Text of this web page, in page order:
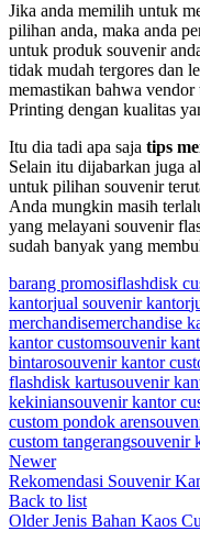
Jika anda memilih untuk
pilihan anda, maka anda
untuk produk souvenir
tidak mudah tergores dan
memastikan bahwa
Printing dengan kualitas
Itu dia tadi apa saja tips
Selain itu dijabarkan juga
untuk pilihan souvenir
Anda mungkin masih
yang melayani souvenir
sudah banyak yang
barang promosiflashdisk
kantorjual souvenir kantor
merchandisemerchandise
kantor customsouvenir
bintarosouvenir kantor
flashdisk kartusouvenir
kekiniansouvenir kantor
custom pondok aren
custom tangerangsouvenir
Newer
Rekomendasi Souvenir
Back to list
Older Jenis Bahan Kaos